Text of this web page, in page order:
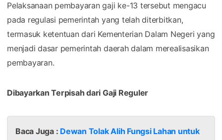
Pelaksanaan pembayaran gaji ke-13 tersebut mengacu
pada regulasi pemerintah yang telah diterbitkan,
termasuk ketentuan dari Kementerian Dalam Negeri yang
menjadi dasar pemerintah daerah dalam merealisasikan
pembayaran.
Dibayarkan Terpisah dari Gaji Reguler
Baca Juga : Dewan Tolak Alih Fungsi Lahan untuk